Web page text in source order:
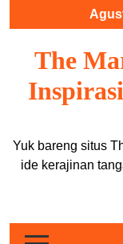
The
Yuk bareng situs
ide kerajinan